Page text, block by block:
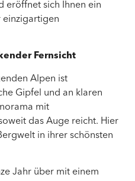
eröffnet sich Ihnen ein
einzigartigen
Fernsicht
Alpen ist
Gipfel und an klaren
mit
das Auge reicht. Hier
in ihrer schönsten
Jahr über mit einem